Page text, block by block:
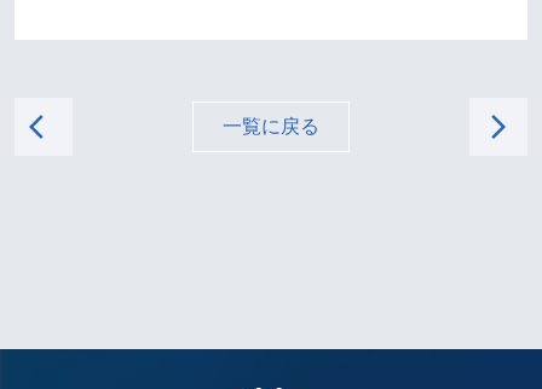
arrow_back_ios 一覧に戻る arrow_forward_ios